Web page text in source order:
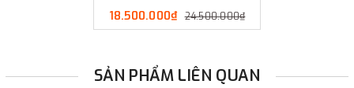
18.500.000₫ 24.500.000₫
SẢN PHẨM LIÊN QUAN